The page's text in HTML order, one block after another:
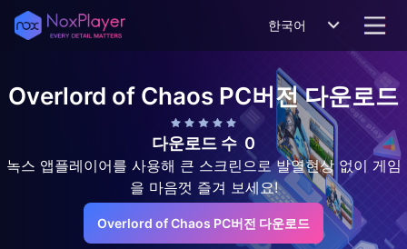
한국어
Overlord of Chaos PC버전 다운로드
다운로드 수 0
녹스 앱플레이어를 사용해 큰 스크린으로 발열현상 없이 게임
을 마음껏 즐겨 보세요!
Overlord of Chaos PC버전 다운로드